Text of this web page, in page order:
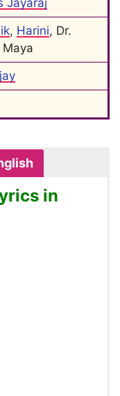
Jayaraj
, Harini, Dr.
Maya
in